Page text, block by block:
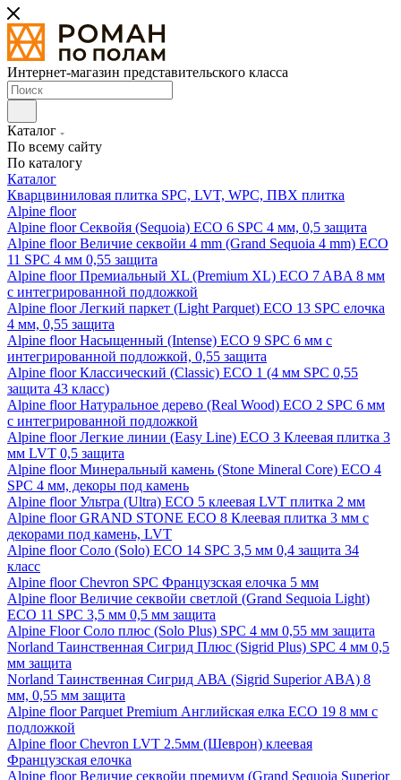
Интернет-магазин представительского класса
Каталог
По всему сайту
По каталогу
Каталог
Кварцвиниловая плитка SPC, LVT, WPC, ПВХ плитка
Alpine floor
Alpine floor Секвойя (Sequoia) ECO 6 SPC 4 мм, 0,5 защита
Alpine floor Величие секвойи 4 mm (Grand Sequoia 4 mm) ECO
11 SPC 4 мм 0,55 защита
Alpine floor Премиальный XL (Premium XL) ECO 7 ABA 8 мм
с интегрированной подложкой
Alpine floor Легкий паркет (Light Parquet) ECO 13 SPC елочка
4 мм, 0,55 защита
Alpine floor Насыщенный (Intense) ECO 9 SPC 6 мм с
интегрированной подложкой, 0,55 защита
Alpine floor Классический (Classic) ECO 1 (4 мм SPC 0,55
защита 43 класс)
Alpine floor Натуральное дерево (Real Wood) ECO 2 SPC 6 мм
с интегрированной подложкой
Alpine floor Легкие линии (Easy Line) ECO 3 Клеевая плитка 3
мм LVT 0,5 защита
Alpine floor Минеральный камень (Stone Mineral Core) ECO 4
SPC 4 мм, декоры под камень
Alpine floor Ультра (Ultra) ECO 5 клеевая LVT плитка 2 мм
Alpine floor GRAND STONE ECO 8 Клеевая плитка 3 мм с
декорами под камень, LVT
Alpine floor Соло (Solo) ECO 14 SPC 3,5 мм 0,4 защита 34
класс
Alpine floor Chevron SPC Французская елочка 5 мм
Alpine floor Величие секвойи светлой (Grand Sequoia Light)
ECO 11 SPC 3,5 мм 0,5 мм защита
Alpine Floor Соло плюс (Solo Plus) SPC 4 мм 0,55 мм защита
Norland Таинственная Сигрид Плюс (Sigrid Plus) SPC 4 мм 0,5
мм защита
Norland Таинственная Сигрид АВА (Sigrid Superior ABA) 8
мм, 0,55 мм защита
Alpine floor Parquet Premium Английская елка ECO 19 8 мм с
подложкой
Alpine floor Chevron LVT 2.5мм (Шеврон) клеевая
Французская елочка
Alpine floor Величие секвойи премиум (Grand Sequoia Superior